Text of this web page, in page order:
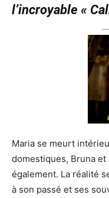
l’incroyable «
Maria se meurt
domestiques, Bruna
également. La réalité
à son passé et ses